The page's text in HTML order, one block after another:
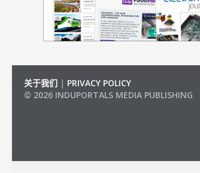
关于我们 | PRIVACY POLICY
© 2026 INDUPORTALS MEDIA PUBLISHING